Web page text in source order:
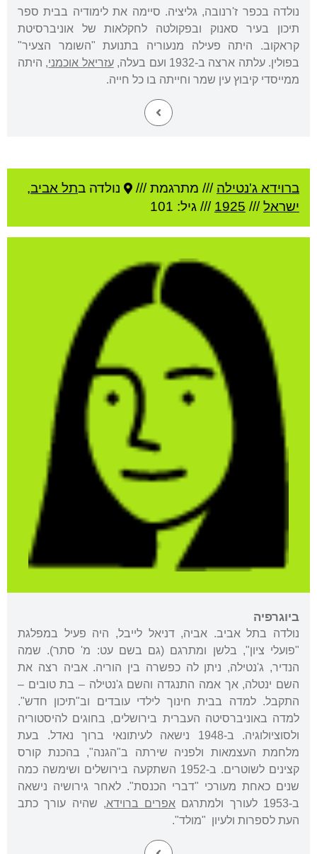
נולדה בכפר ז'רנובה, גליציה. סיימה את לימודיה בבית ספר
תיכון בעיר סאנוק ובפקולטה לחקלאות של אוניברסיטת
קראקוב. היתה פעילה מנעוריה בתנועת "השומר הצעיר"
בפולין. עלתה ארצה ב-1932 ועם בעלה,
עזריאל אוכמני, היתה
ממייסדי קיבוץ עין שמר וחייתה בו כל חייה.
ברוידא ג'נטילה /// מתרגמת /// נולדה בתל אביב,
ישראל///
1925 /// גיל: 101
ביוגרפיה
נולדה בתל אביב. אביה, דניאל לייבל, היה פעיל במפלגת
"פועלי ציון", בלשן ומתרגם (גם בשם עט: מ' סתר). שמה
הנדיר, ג'נטילה, ניתן לה כפשרה בין הוריה. אביה רצה את
השם ינטלה, אך אמה התנגדה והשם ג'נטילה – בת טובים –
התקבל. למדה בבית חינוך לילדי עובדים וב"תיכון חדש".
למדה באוניברסיטה העברית בירושלים, בחוגים להיסטוריה
ולסוציולוגיה. ב-1948 נישאה לעיתונאי ברוך נאדל. בעת
מלחמת העצמאות ולפניה שירתה ב"הגנה", בהכנת קורס
קצינים לשוטרים. ב-1952 השתקעה בירושלים ושימשה כמה
שנים כאחת מעורכי "דברי הכנסת". לאחר גירושיה נישאה
ב-1953 לעורך ולמתרגם
אפרים ברוידא, שהיה עורך כתב
העת לספרות ולעיון "מולד".